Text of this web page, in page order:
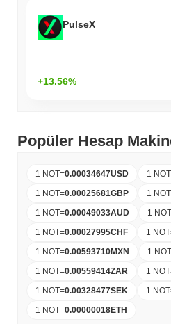
PulseX
+13.56%
Popüler Hesap
1 NOT=0.00034647USD 1 NOT
1 NOT=0.00025681GBP 1 NOT
1 NOT=0.00049033AUD 1 NOT
1 NOT=0.00027995CHF 1 NOT
1 NOT=0.00593710MXN 1 NOT
1 NOT=0.00559414ZAR 1 NOT
1 NOT=0.00328477SEK 1 NOT
1 NOT=0.00000018ETH